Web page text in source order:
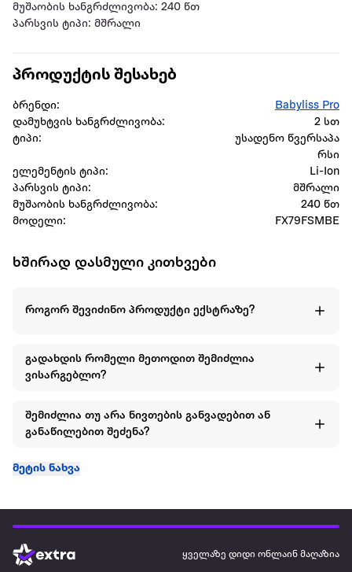
მუშაობის ხანგრძლივობა: 240 წთ
პარსვის ტიპი: მშრალი
პროდუქტის შესახებ
ბრენდი:
Babyliss Pro
დამუხტვის ხანგრძლივობა:
2 სთ
ტიპი:
უსადენო წვერსაპა
რსი
ელემენტის ტიპი:
Li-Ion
პარსვის ტიპი:
მშრალი
მუშაობის ხანგრძლივობა:
240 წთ
მოდელი:
FX79FSMBE
ხშირად დასმული კითხვები
როგორ შევიძინო პროდუქტი ექსტრაზე?
გადახდის რომელი მეთოდით შემიძლია
ვისარგებლო?
შემიძლია თუ არა ნივთების განვადებით ან
განაწილებით შეძენა?
მეტის ნახვა
ყველაზე დიდი ონლაინ მაღაზია